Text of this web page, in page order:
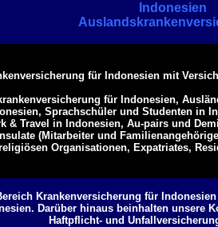
Indonesien
für Indonesien mit
für Indonesien,
Sprachschüler und Studenten in
& Travel in Indonesien, Au-pairs und
(Mitarbeiter und
Organisationen, Expatriates,
Krankenversicherung für
Darüber hinaus beinhalten unsere
Haftpflicht- und